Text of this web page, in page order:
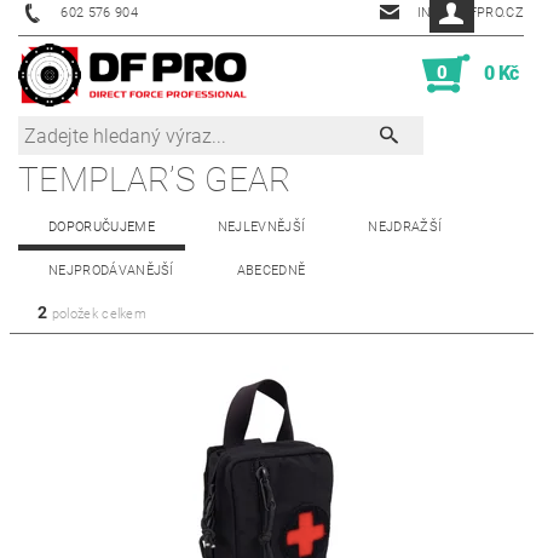
602 576 904 INFO@DFPRO.CZ
0 0 Kč
TEMPLAR’S GEAR
DOPORUČUJEME NEJLEVNĚJŠÍ NEJDRAŽŠÍ
NEJPRODÁVANĚJŠÍ ABECEDNĚ
2 položek celkem